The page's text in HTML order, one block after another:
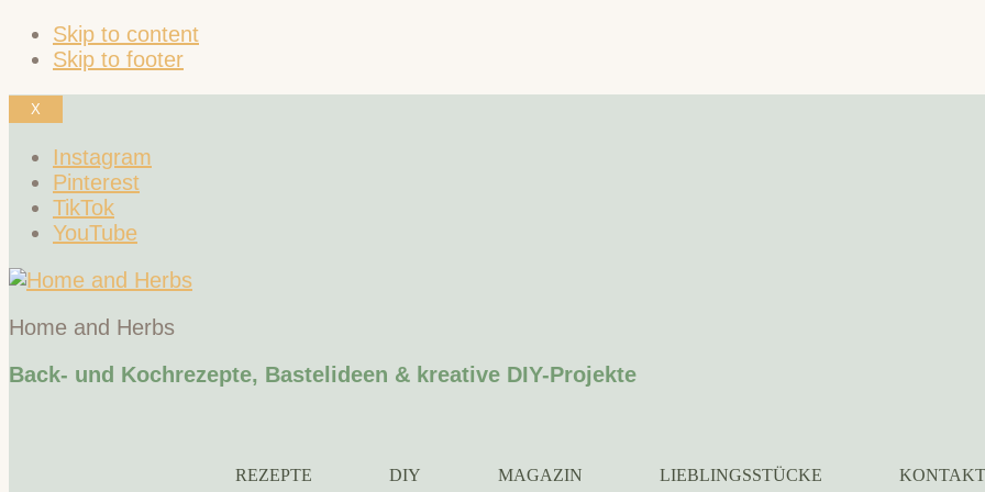
Skip to content
Skip to footer
X
Instagram
Pinterest
TikTok
YouTube
Home and Herbs
Back- und Kochrezepte, Bastelideen & kreative DIY-Projekte
REZEPTE DIY MAGAZIN LIEBLINGSSTÜCKE KONTAKT